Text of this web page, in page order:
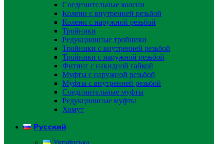
Соединительные колени
Колени с внутренней резьбой
Колени с наружной резьбой
Тройники
Редукционные тройники
Тройники с внутренней резьбой
Тройники с наружной резьбой
Фитинг с накидной гайкой
Муфты с наружной резьбой
Муфты с внутренней резьбой
Соединительные муфты
Редукционные муфты
Хомут
Русский
Українська